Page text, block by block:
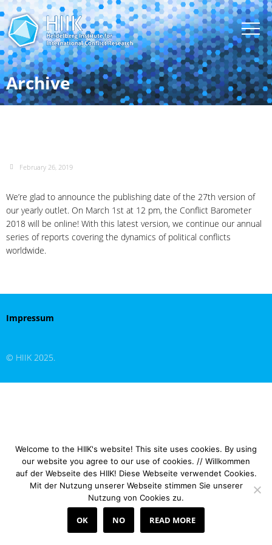
Archive
February 26, 2019
We’re glad to announce the publishing date of the 27th version of
our yearly outlet. On March 1st at 12 pm, the Conflict Barometer
2018 will be online! With this latest version, we continue our annual
series of reports covering the dynamics of political conflicts
worldwide.
Impressum
© HIIK 2025.
Welcome to the HIIK's website! This site uses cookies. By using
our website you agree to our use of cookies. // Willkommen
auf der Webseite des HIIK! Diese Webseite verwendet Cookies.
Mit der Nutzung unserer Webseite stimmen Sie unserer
Nutzung von Cookies zu.
OK NO READ MORE